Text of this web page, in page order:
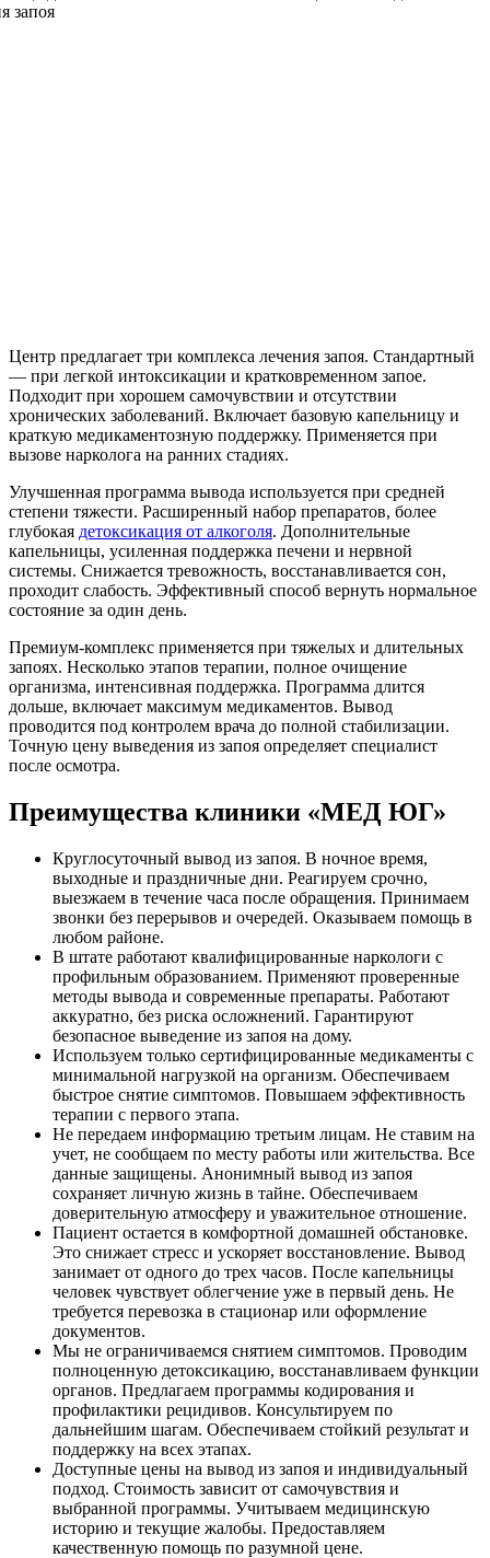
Центр предлагает три комплекса лечения запоя. Стандартный
— при легкой интоксикации и кратковременном запое.
Подходит при хорошем самочувствии и отсутствии
хронических заболеваний. Включает базовую капельницу и
краткую медикаментозную поддержку. Применяется при
вызове нарколога на ранних стадиях.
Улучшенная программа вывода используется при средней
степени тяжести. Расширенный набор препаратов, более
глубокая детоксикация от алкоголя. Дополнительные
капельницы, усиленная поддержка печени и нервной
системы. Снижается тревожность, восстанавливается сон,
проходит слабость. Эффективный способ вернуть нормальное
состояние за один день.
Премиум-комплекс применяется при тяжелых и длительных
запоях. Несколько этапов терапии, полное очищение
организма, интенсивная поддержка. Программа длится
дольше, включает максимум медикаментов. Вывод
проводится под контролем врача до полной стабилизации.
Точную цену выведения из запоя определяет специалист
после осмотра.
Преимущества клиники «МЕД ЮГ»
Круглосуточный вывод из запоя. В ночное время,
выходные и праздничные дни. Реагируем срочно,
выезжаем в течение часа после обращения. Принимаем
звонки без перерывов и очередей. Оказываем помощь в
любом районе.
В штате работают квалифицированные наркологи с
профильным образованием. Применяют проверенные
методы вывода и современные препараты. Работают
аккуратно, без риска осложнений. Гарантируют
безопасное выведение из запоя на дому.
Используем только сертифицированные медикаменты с
минимальной нагрузкой на организм. Обеспечиваем
быстрое снятие симптомов. Повышаем эффективность
терапии с первого этапа.
Не передаем информацию третьим лицам. Не ставим на
учет, не сообщаем по месту работы или жительства. Все
данные защищены. Анонимный вывод из запоя
сохраняет личную жизнь в тайне. Обеспечиваем
доверительную атмосферу и уважительное отношение.
Пациент остается в комфортной домашней обстановке.
Это снижает стресс и ускоряет восстановление. Вывод
занимает от одного до трех часов. После капельницы
человек чувствует облегчение уже в первый день. Не
требуется перевозка в стационар или оформление
документов.
Мы не ограничиваемся снятием симптомов. Проводим
полноценную детоксикацию, восстанавливаем функции
органов. Предлагаем программы кодирования и
профилактики рецидивов. Консультируем по
дальнейшим шагам. Обеспечиваем стойкий результат и
поддержку на всех этапах.
Доступные цены на вывод из запоя и индивидуальный
подход. Стоимость зависит от самочувствия и
выбранной программы. Учитываем медицинскую
историю и текущие жалобы. Предоставляем
качественную помощь по разумной цене.